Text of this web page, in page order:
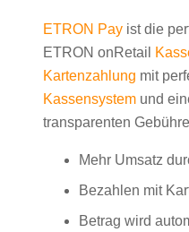
ETRON Pay ist die
ETRON onRetail
Kartenzahlung mit
Kassensystem und
transparenten
Mehr Umsatz
Bezahlen mit
Betrag wird